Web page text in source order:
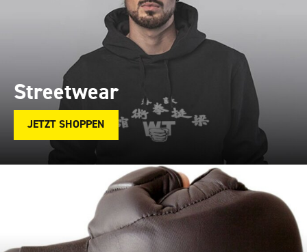
Streetwear
JETZT SHOPPEN